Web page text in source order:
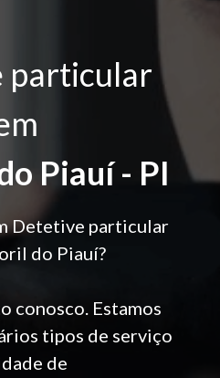
particular
Piauí - PI
Detetive particular
do Piauí?
conosco. Estamos
tipos de serviço
de